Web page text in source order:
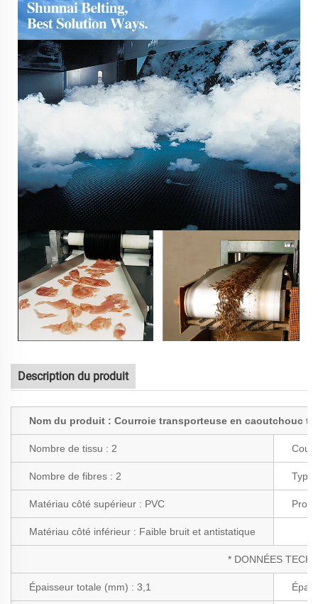
Description du produit
Nom du produit : Courroie transporteuse en caoutchouc
Nombre de tissu : 2
Nombre de fibres : 2 Type
Matériau côté supérieur : PVC
Matériau côté inférieur : Faible bruit et antistatique
* DONNÉES
Épaisseur totale (mm) : 3,1